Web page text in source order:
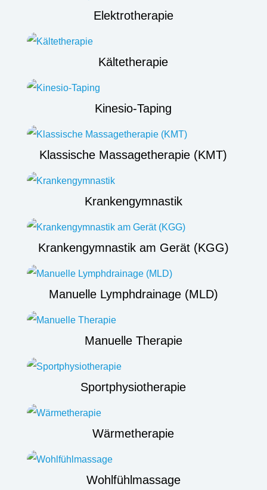
Elektrotherapie
Kältetherapie
Kinesio-Taping
Klassische Massagetherapie (KMT)
Krankengymnastik
Krankengymnastik am Gerät (KGG)
Manuelle Lymphdrainage (MLD)
Manuelle Therapie
Sportphysiotherapie
Wärmetherapie
Wohlfühlmassage